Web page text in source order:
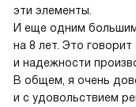
эти элементы.
И еще одним
на 8 лет. Это
и надежности
В общем, я очень
и с удовольствием